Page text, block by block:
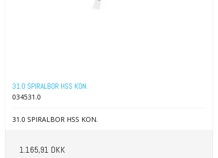
31.0 SPIRALBOR HSS KON.
034531.0
31.0 SPIRALBOR HSS KON.
1.165,91 DKK